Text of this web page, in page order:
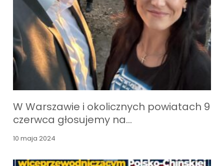
W Warszawie i okolicznych powiatach 9
czerwca głosujemy na…
10 maja 2024